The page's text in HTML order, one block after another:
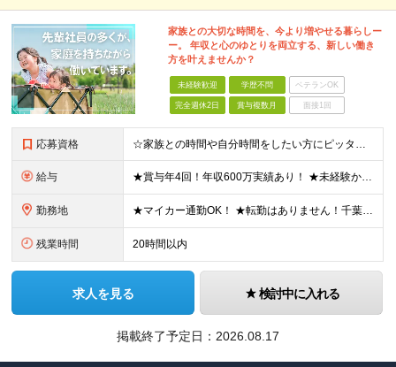
家族との大切な時間を、今より増やせる暮らしー
ー。 年収と心のゆとりを両立する、新しい働き
方を叶えませんか？
未経験歓迎 学歴不問 ベテランOK
完全週休2日 賞与複数月 面接1回
応募資格 ☆家族との時間や自分時間をしたい方にピッタリの環境です ◆要普通自動車運転免許（AT限定可） ◆学歴不問 ★こんな方にピッタリです！ ・フットワーク軽く行動できる方 ・人の話に素直に耳を傾けられる方
給与 ★賞与年4回！年収600万実績あり！ ★未経験からでも基本給27万円スタートと、安定した収入を得られる環境です！ 月給27万円～29万円＋各種手当＋賞与年2回（＋業績賞与年2回） ※経験・スキルを考
勤務地 ★マイカー通勤OK！ ★転勤はありません！千葉＆大阪で積極採用中！ 【千葉】千葉県白井市富塚1番 【大阪】大阪府堺市堺区南半町東1丁目1番10号 ※(変更の範囲)上記を除く当社関連勤務地
残業時間 20時間以内
求人を見る 検討中に入れる
掲載終了予定日： 2026.08.17